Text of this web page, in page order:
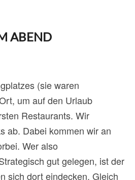
ABEND
(sie waren
um auf den Urlaub
Restaurants. Wir
ab. Dabei kommen wir an
Wer also
gut gelegen, ist der
sich dort eindecken. Gleich